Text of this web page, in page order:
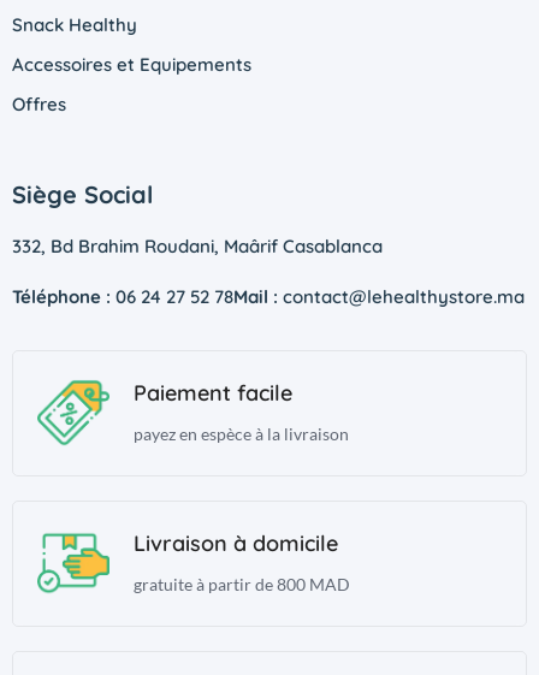
Snack Healthy
Accessoires et Equipements
Offres
Siège Social
332, Bd Brahim Roudani, Maârif Casablanca
Téléphone : 06 24 27 52 78Mail : contact@lehealthystore.ma
Paiement facile
payez en espèce à la livraison
Livraison à domicile
gratuite à partir de 800 MAD